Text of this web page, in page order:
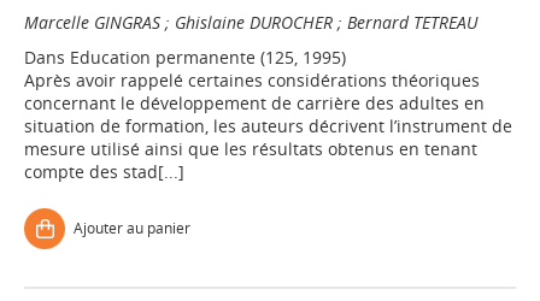
Marcelle GINGRAS ; Ghislaine DUROCHER ; Bernard TETREAU
Dans Education permanente (125, 1995)
Après avoir rappelé certaines considérations théoriques
concernant le développement de carrière des adultes en
situation de formation, les auteurs décrivent l’instrument de
mesure utilisé ainsi que les résultats obtenus en tenant
compte des stad[...]
Ajouter au panier